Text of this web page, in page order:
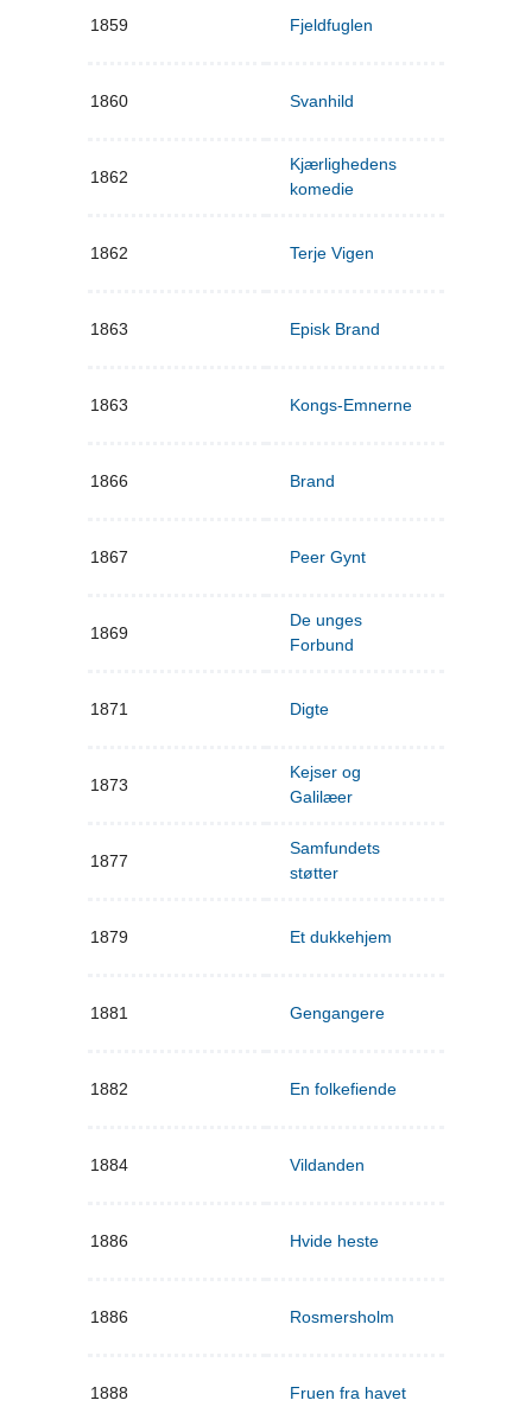
1859 Fjeldfuglen
1860 Svanhild
1862
Kjærlighedens
komedie
1862 Terje Vigen
1863 Episk Brand
1863 Kongs-Emnerne
1866 Brand
1867 Peer Gynt
1869
De unges
Forbund
1871 Digte
1873
Kejser og
Galilæer
1877
Samfundets
støtter
1879 Et dukkehjem
1881 Gengangere
1882 En folkefiende
1884 Vildanden
1886 Hvide heste
1886 Rosmersholm
1888 Fruen fra havet